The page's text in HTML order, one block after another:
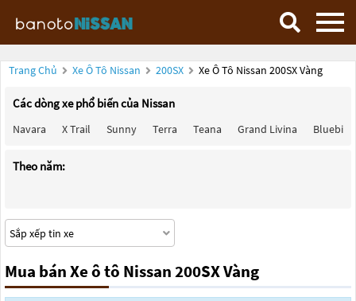
Trang Chủ Xe Ô Tô Nissan 200SX Xe Ô Tô Nissan 200SX Vàng
Các dòng xe phổ biến của Nissan
Navara X Trail Sunny Terra Teana Grand Livina Bluebird
Theo năm:
Mua bán Xe ô tô Nissan 200SX Vàng